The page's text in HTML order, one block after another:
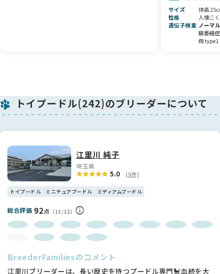
サイズ
体高
性格
人懐こ
遺伝子検査 ノーマ
膜萎縮
病 type1
トイプードル(242)のブリーダーについて
江里川 純子
埼玉県
5.0 (5件)
トイプードル ミニチュアプードル ミディアムプードル
総合評価 92点 （11/12）
BreederFamiliesのコメント
江里川ブリーダーは、長い歴史を持つプードル専門🐩血統を大